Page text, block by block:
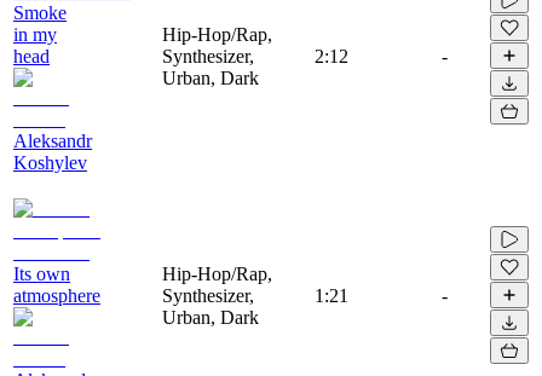
Smoke
in my
head
Aleksandr
Koshylev
Hip-Hop/Rap,
Synthesizer,
Urban, Dark
2:12 -
Its own
atmosphere
Hip-Hop/Rap,
Synthesizer,
Urban, Dark
1:21 -